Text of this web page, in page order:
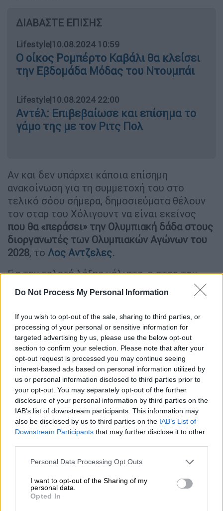
Do Not Process My Personal Information
If you wish to opt-out of the sale, sharing to third parties, or
processing of your personal or sensitive information for
targeted advertising by us, please use the below opt-out
section to confirm your selection. Please note that after your
opt-out request is processed you may continue seeing
interest-based ads based on personal information utilized by
us or personal information disclosed to third parties prior to
your opt-out. You may separately opt-out of the further
disclosure of your personal information by third parties on the
IAB’s list of downstream participants. This information may
also be disclosed by us to third parties on the IAB’s List of
Downstream Participants that may further disclose it to other
Please note that this website/app uses one or more Google
not limited to your visit or usage behaviour. You may click to
grant or deny consent to Google and its third-party tags to
use your data for below specified purposes in below Google
Personal Data Processing Opt Outs
I want to opt-out of the Sharing of my
personal data.
Opted In
ΔΙΑΒΑΣΤΕ ΕΠΙΣΗΣ
Lifestyle|10.08.2024 10:59
Ο οίκος Ρομπέρτο Καβάλι θα κλείσει
την Εβδομάδα Μόδας του Ντουμπάι
Lifestyle|10.08.2024 22:00
Αντέλ: Επιβεβαίωσε και επίσημα το
γάμο της με τον Ριτς Πολ
Αν και δεν υπάρχει κάποια επίσημη
ανακοίνωση για τη συμμετοχή του στο
τελικό σόου σήμερα, δημοσιεύματα θέλουν
τον σταρ του Χόλιγουντ να είναι εκείνος
που θα «περάσει» την Ολυμπιακή δάδα στους
διοργανωτές των Ολυμπιακών Αγώνων του
2028, το Λος Αντζελες.
Για την τελετή λήξης μάλιστα, ο σταρ του
Χόλιγουντ λέγεται ότι έχει οργανώσει ένα
εντυπωσιακό «ακροβατικό». Σύμφωνα με
πληροφορίες, στο μεγάλο φινάλε ο ηθοποιός
θα πραγματοποιήσει με εντυπωσιακό τρόπο
την παράδοση των Ολυμπιακών Αγώνων του
2028 στην επόμενη διοργανώτρια πόλη, το
Λος Άντζελες.
Tom Cruise Performing Epic Stunt To
Close Paris Olympics, Pass Flag To
L.A. 2028https://t.co/w0br6oR0vv
via@TMZ
— jet13 🇫🇷 (@jrgjet13)August 5,
2024
Σύμφωνα με το TMZ, το φερόμενο σχέδιο
προβλέπει ότι ο τρεις φορές βραβευμένος